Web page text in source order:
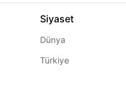
Siyaset
Dünya
Türkiye